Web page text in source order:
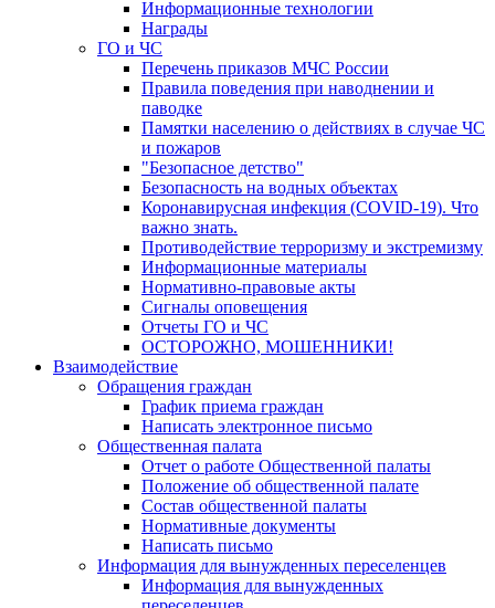
Информационные технологии
Награды
ГО и ЧС
Перечень приказов МЧС России
Правила поведения при наводнении и
паводке
Памятки населению о действиях в случае ЧС
и пожаров
"Безопасное детство"
Безопасность на водных объектах
Коронавирусная инфекция (COVID-19). Что
важно знать.
Противодействие терроризму и экстремизму
Информационные материалы
Нормативно-правовые акты
Сигналы оповещения
Отчеты ГО и ЧС
ОСТОРОЖНО, МОШЕННИКИ!
Взаимодействие
Обращения граждан
График приема граждан
Написать электронное письмо
Общественная палата
Отчет о работе Общественной палаты
Положение об общественной палате
Состав общественной палаты
Нормативные документы
Написать письмо
Информация для вынужденных переселенцев
Информация для вынужденных